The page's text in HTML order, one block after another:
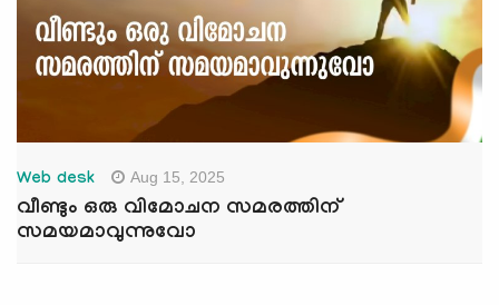
Web desk Aug 15, 2025
വീണ്ടും ഒരു വിമോചന സമരത്തിന്
സമയമാവുന്നുവോ